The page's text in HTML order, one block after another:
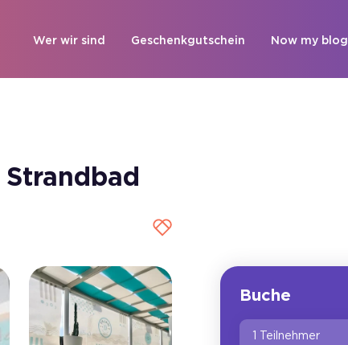
Wer wir sind Geschenkgutschein Now my blog
Buche
1 Teilnehmer